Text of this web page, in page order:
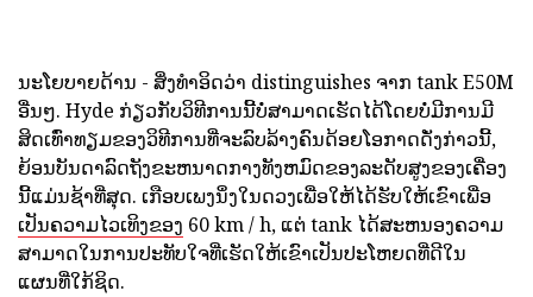
ນະໂຍບາຍດ້ານ - ສິ່ງທໍາອິດວ່າ distinguishes ຈາກ tank E50M
ອື່ນໆ. Hyde ກ່ຽວກັບວິທີການນີ້ບໍ່ສາມາດເຮັດໄດ້ໂດຍບໍ່ມີການມີ
ສິດເທົ່າທຽມຂອງວິທີການທີ່ຈະລົບລ້າງຄົນດ້ອຍໂອກາດດັ່ງກ່າວນີ້,
ຍ້ອນບັນດາລົດຖັງຂະຫນາດກາງທັງຫມົດຂອງລະດັບສູງຂອງເຄື່ອງ
ນີ້ແມ່ນຊ້າທີ່ສຸດ. ເກືອບເພງນຶ່ງໃນດວງເພື່ອໃຫ້ໄດ້ຮັບໃຫ້ເຂົາເພື່ອ
ເປັນຄວາມໄວເທິງຂອງ 60 km / h, ແຕ່ tank ໄດ້ສະຫນອງຄວາມ
ສາມາດໃນການປະທັບໃຈທີ່ເຮັດໃຫ້ເຂົາເປັນປະໂຫຍດທີ່ດີໃນ
ແຜນທີ່ໃກ້ຊິດ.